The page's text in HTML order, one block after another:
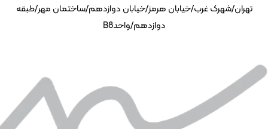
تهران/شهرک غرب/خیابان هرمز/خیابان دوازدهم/ساختمان مهر/طبقه
دوازدهم/واحدB8